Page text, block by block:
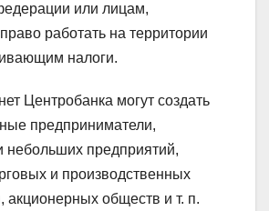
или лицам,
работать на территории
налоги.
Центробанка могут создать
предприниматели,
небольших предприятий,
и производственных
акционерных обществ и т. п.